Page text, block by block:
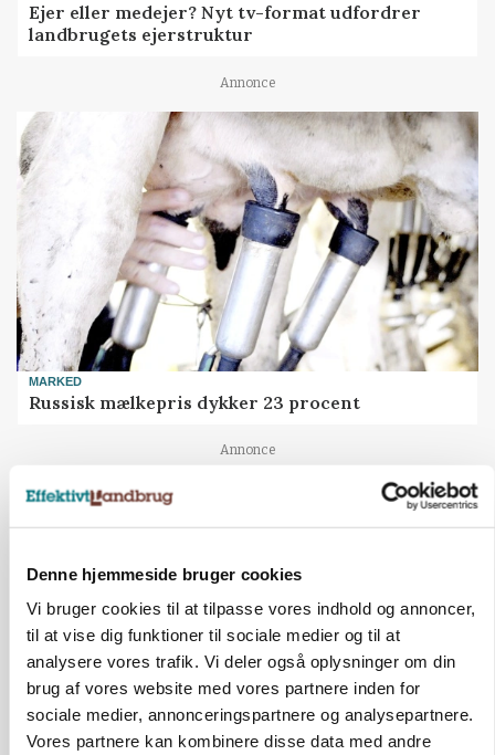
Denne hjemmeside bruger cookies
Vi bruger cookies til at tilpasse vores indhold og annoncer,
til at vise dig funktioner til sociale medier og til at
analysere vores trafik. Vi deler også oplysninger om din
brug af vores website med vores partnere inden for
sociale medier, annonceringspartnere og analysepartnere.
Vores partnere kan kombinere disse data med andre
Ejer eller medejer? Nyt tv-format udfordrer
landbrugets ejerstruktur
Annonce
MARKED
Russisk mælkepris dykker 23 procent
Annonce
BUSINESS
Loading...